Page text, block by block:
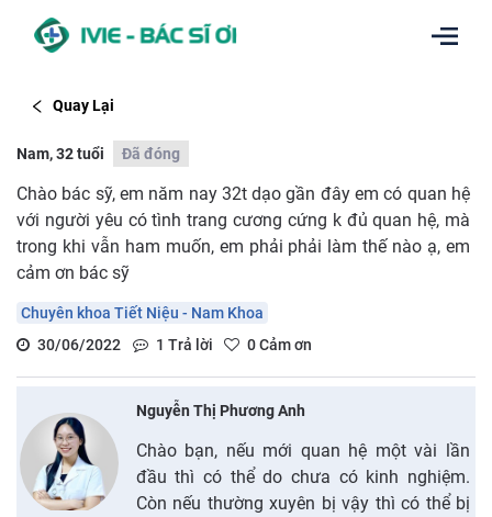
Quay Lại
Nam, 32 tuổi Đã đóng
Chào bác sỹ, em năm nay 32t dạo gần đây em có quan hệ
với người yêu có tình trang cương cứng k đủ quan hệ, mà
trong khi vẫn ham muốn, em phải phải làm thế nào ạ, em
cảm ơn bác sỹ
Chuyên khoa Tiết Niệu - Nam Khoa
30/06/2022
1 Trả lời 0Cảm ơn
Nguyễn Thị Phương Anh
Chào bạn, nếu mới quan hệ một vài lần
đầu thì có thể do chưa có kinh nghiệm.
Còn nếu thường xuyên bị vậy thì có thể bị